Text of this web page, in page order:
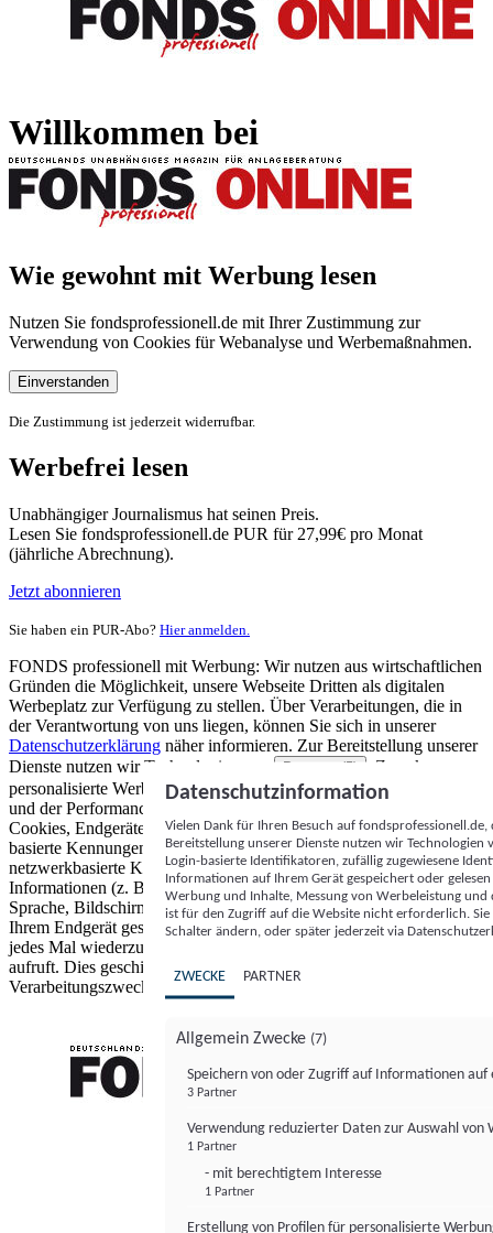
Willkommen bei
Wie gewohnt mit Werbung lesen
Nutzen Sie fondsprofessionell.de mit Ihrer Zustimmung zur
Verwendung von Cookies für Webanalyse und Werbemaßnahmen.
Einverstanden
Die Zustimmung ist jederzeit widerrufbar.
Werbefrei lesen
Unabhängiger Journalismus hat seinen Preis.
Lesen Sie fondsprofessionell.de PUR für 27,99€ pro Monat
(jährliche Abrechnung).
Jetzt abonnieren
Sie haben ein PUR-Abo? Hier anmelden.
FONDS professionell mit Werbung: Wir nutzen aus wirtschaftlichen
Gründen die Möglichkeit, unsere Webseite Dritten als digitalen
Werbeplatz zur Verfügung zu stellen. Über Verarbeitungen, die in
der Verantwortung von uns liegen, können Sie sich in unserer
Datenschutzerklärung näher informieren. Zur Bereitstellung unserer
Dienste nutzen wir Technologien von
Partnern (5)
. Zwecke:
personalisierte Werbung und Inhalte, Messung von Werbeleistung
und der Performance von Inhalten sowie Zielgruppenforschung.
Cookies, Endgeräte- oder ähnliche Online-Kennungen (z. B. login-
basierte Kennungen, zufällig generierte Kennungen,
netzwerkbasierte Kennungen) können zusammen mit anderen
Informationen (z. B. Browsertyp und Browserinformationen,
Sprache, Bildschirmgröße, unterstützte Technologien usw.) auf
Ihrem Endgerät gespeichert oder von dort ausgelesen werden, um es
jedes Mal wiederzuerkennen, wenn es eine App oder einer Webseite
aufruft. Dies geschieht für einen oder mehrere der hier aufgeführten
Verarbeitungszwecke.
Datenschutzinformation
Vielen Dank für Ihren Besuch auf
Bereitstellung unserer Dienste nutzen wir Technologien
Login-basierte Identifikatoren, zufällig zugewiesene
Informationen auf Ihrem Gerät gespeichert oder
Werbung und Inhalte, Messung von Werbeleistung
ist für den Zugriff auf die Website nicht erforderlich.
Schalter ändern, oder später jederzeit via
ZWECKE PARTNER
Allgemein Zwecke (7)
Speichern von oder Zugriff auf Informationen auf
3 Partner
Verwendung reduzierter Daten zur Auswahl von
1 Partner
- mit berechtigtem Interesse
1 Partner
Erstellung von Profilen für personalisierte
FONDS professionell